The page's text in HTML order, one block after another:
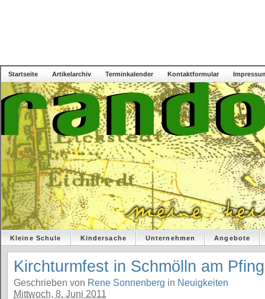
Startseite Artikelarchiv Terminkalender Kontaktformular
Kleine Schule Kindersache Unternehmen Angebote
Kirchturmfest in Schmölln am
Geschrieben von Rene Sonnenberg in Neuigkeiten
Mittwoch, 8. Juni 2011